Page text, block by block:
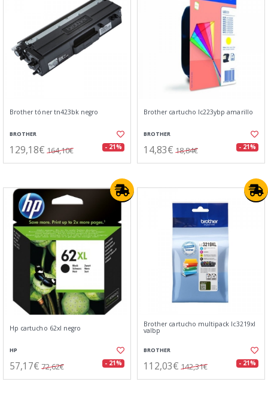
Brother tóner tn423bk negro
BROTHER
129,18€ 164,10€ - 21%
Brother cartucho lc223ybp amarillo
BROTHER
14,83€ 18,84€ - 21%
Hp cartucho 62xl negro
HP
57,17€ 72,62€ - 21%
Brother cartucho multipack lc3219xl
valbp
BROTHER
112,03€ 142,31€ - 21%